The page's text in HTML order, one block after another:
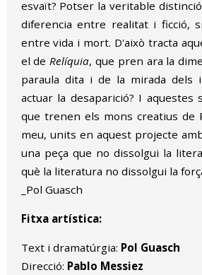
esvaït? Potser la veritable
diferencia entre realitat i ficció,
entre vida i mort. D'això tracta
el de Relíquia, que pren ara la
paraula dita i de la mirada dels
actuar la desaparició? I aquestes
que trenen els mons creatius de
meu, units en aquest projecte
una peça que no dissolgui la
què la literatura no dissolgui la
_Pol Guasch
Fitxa artística:
Text i dramatúrgia: Pol Guasch
Direcció: Pablo Messiez